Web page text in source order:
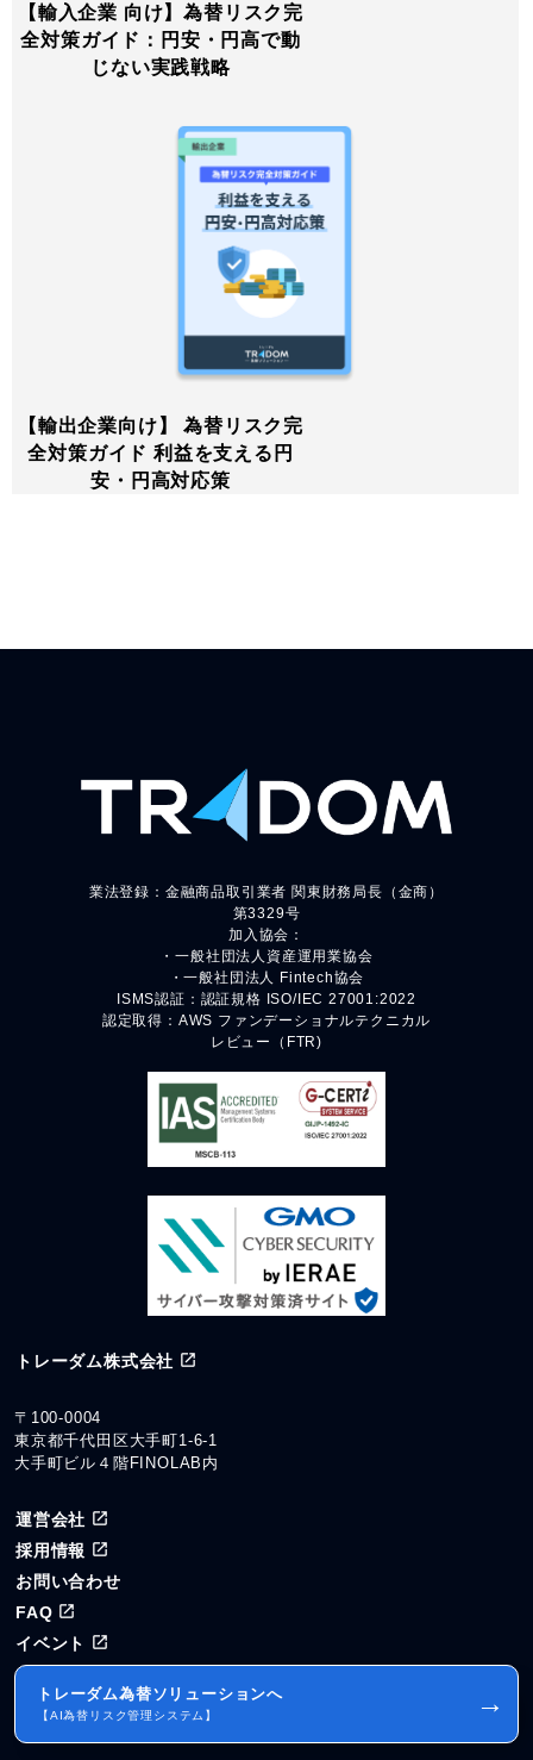
【輸入企業 向け】為替リスク完
全対策ガイド：円安・円高で動
じない実践戦略
【輸出企業向け】 為替リスク完
全対策ガイド 利益を支える円
安・円高対応策
業法登録：金融商品取引業者 関東財務局長（金商）
第3329号
加入協会：
・一般社団法人資産運用業協会
・一般社団法人 Fintech協会
ISMS認証：認証規格 ISO/IEC 27001:2022
認定取得：AWS ファンデーショナルテクニカル
レビュー（FTR)
トレーダム株式会社
〒100-0004
東京都千代田区大手町1-6-1
大手町ビル４階FINOLAB内
運営会社
採用情報
お問い合わせ
FAQ
イベント
トレーダム為替ソリューションへ
【AI為替リスク管理システム】 →